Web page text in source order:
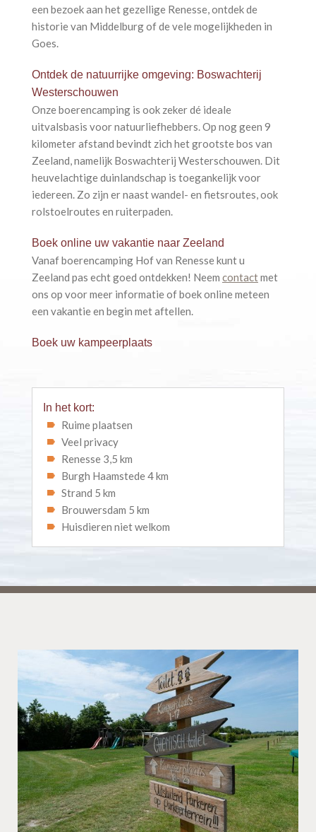
een bezoek aan het gezellige Renesse, ontdek de
historie van Middelburg of de vele mogelijkheden in
Goes.
Ontdek de natuurrijke omgeving: Boswachterij
Westerschouwen
Onze boerencamping is ook zeker dé ideale
uitvalsbasis voor natuurliefhebbers. Op nog geen 9
kilometer afstand bevindt zich het grootste bos van
Zeeland, namelijk Boswachterij Westerschouwen. Dit
heuvelachtige duinlandschap is toegankelijk voor
iedereen. Zo zijn er naast wandel- en fietsroutes, ook
rolstoelroutes en ruiterpaden.
Boek online uw vakantie naar Zeeland
Vanaf boerencamping Hof van Renesse kunt u
Zeeland pas echt goed ontdekken! Neem contactmet
ons op voor meer informatie of boek online meteen
een vakantie en begin met aftellen.
Boek uw kampeerplaats
In het kort:
Ruime plaatsen
Veel privacy
Renesse 3,5 km
Burgh Haamstede 4 km
Strand 5 km
Brouwersdam 5 km
Huisdieren niet welkom